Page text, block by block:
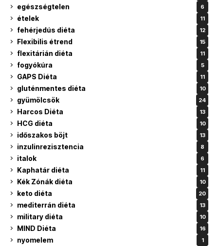
egészségtelen 6
ételek 11
fehérjedús diéta 12
Flexibilis étrend 15
flexitárián diéta 11
fogyókúra 5
GAPS Diéta 11
gluténmentes diéta 10
gyümölcsök 24
Harcos Diéta 13
HCG diéta 10
időszakos böjt 13
inzulinrezisztencia 8
italok 6
Kaphatár diéta 11
Kék Zónák diéta 10
keto diéta 20
mediterrán diéta 13
military diéta 10
MIND Diéta 16
nyomelem 1